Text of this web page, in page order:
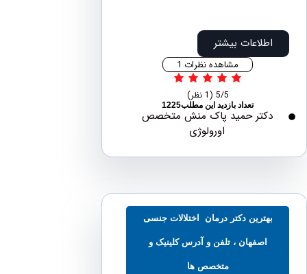
اطلاعات بیشتر
مشاهده نظرات 1
تعداد بازدید این مطلب1225
دکتر حمید پاک منش متخصص
اورولوژی
بهترین دکتر درمان اختلالات جنسی
اصفهان ، تلفن و آدرس کلینیک و
متخصص ها